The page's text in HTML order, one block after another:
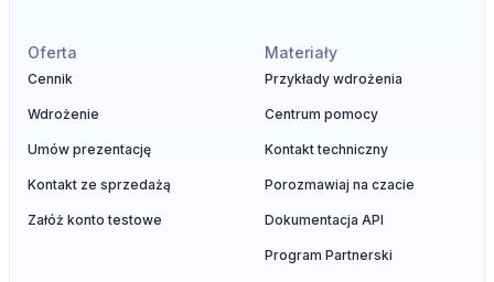
Oferta
Cennik
Wdrożenie
Umów prezentację
Kontakt ze sprzedażą
Załóż konto testowe
Materiały
Przykłady wdrożenia
Centrum pomocy
Kontakt techniczny
Porozmawiaj na czacie
Dokumentacja API
Program Partnerski